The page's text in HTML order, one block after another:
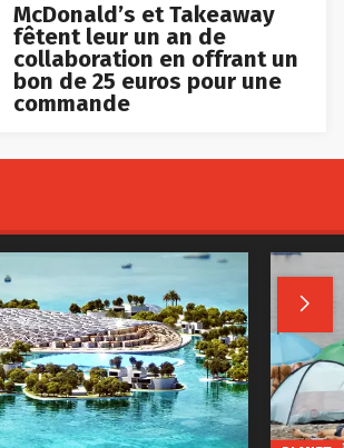
McDonald’s et Takeaway
fêtent leur un an de
collaboration en offrant un
bon de 25 euros pour une
commande
